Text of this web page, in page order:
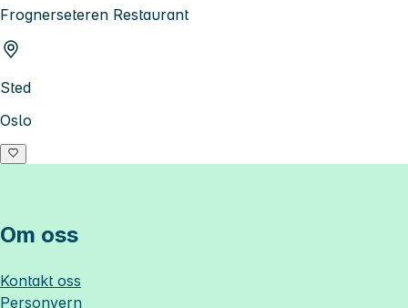
Frognerseteren Restaurant
Sted
Oslo
Om oss
Kontakt oss
Personvern